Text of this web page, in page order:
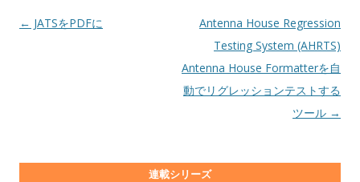
投稿ナビゲーション
← JATSをPDFに
Antenna House Regression
Testing System (AHRTS)
Antenna House Formatterを自
動でリグレッションテストする
ツール →
連載シリーズ